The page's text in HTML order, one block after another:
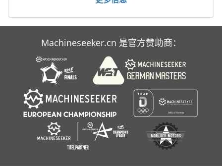
手动 绞车
Machineseeker.cn 是官方赞助商：